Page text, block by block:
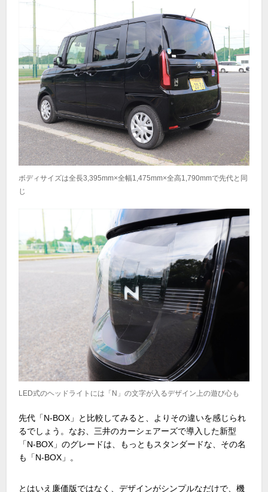
ボディサイズは全長3,395mm×全幅1,475mm×全高1,790mmで先代と同
じ
LED式のヘッドライトには「N」の文字が入るデザイン上の遊び心も
先代「N-BOX 」と比較してみると、よりその違いを感じられ
るでしょう。なお、三井のカーシェアーズで導入した新型
「N-BOX 」のグレードは、もっともスタンダードな、その名
も「N-BOX 」。
とはいえ廉価版ではなく、デザインがシンプルなだけで、機